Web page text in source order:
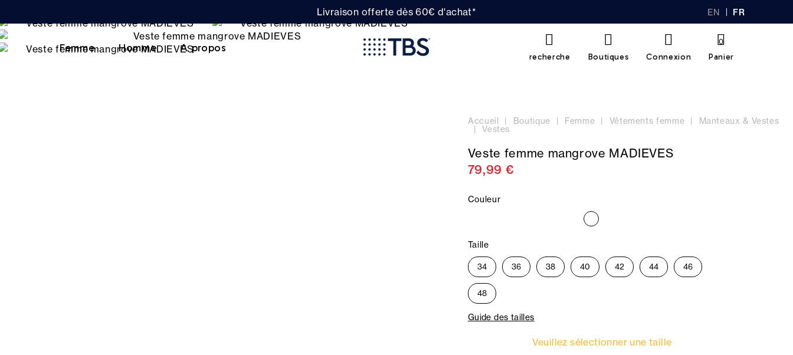
Livraison offerte dès 60€ d'achat* EN FR
Femme Homme A propos
recherche Boutiques Connexion Panier
0
Accueil Boutique Femme Vêtements femme Manteaux & Vestes
Vestes
Veste femme mangrove MADIEVES
79,99 €
Couleur
Taille
34 36 38 40 42 44 46
48
Guide des tailles
Veuillez sélectionner une taille